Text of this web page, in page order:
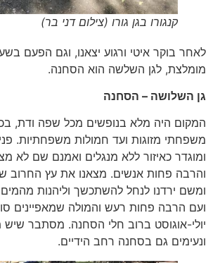
קנגורו בגן גורו (צילום דני בר)
לאחר בוקר איטי ורגוע יצאנו, וגם הפעם
מומלצת, לגן השלשה הוא הסחנה.
גן השלושה – הסחנה
המקום היה מלא בנופשים מכל שפה ודת, בכל
משפחתי מזוגות ועד חמולות משפחתיות.
ומוגדר כאיזור ללא מנגלים ואמנם שם לא
והרבה פחות אנשים. מצאנו את עץ החרוב
ומשם ירדנו לנחל להשתכשך וליהנות מהמים
ועם הרבה פחות רעש והמולה שמאפיינים סוף
יולי-אוגוסט ברוב חלי הסחנה. מסתבר שיש
ונעימים גם בסחנה רחב הידיים.